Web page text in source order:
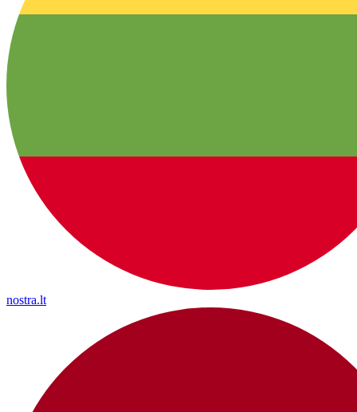
nostra.lt